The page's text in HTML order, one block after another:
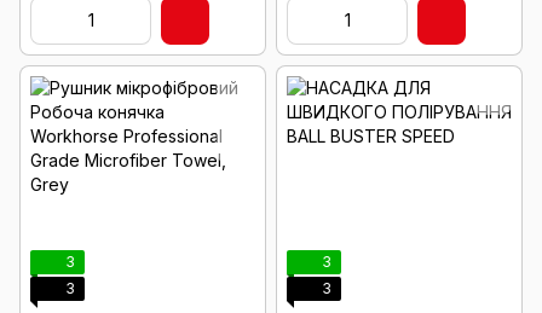
3
3
3
3